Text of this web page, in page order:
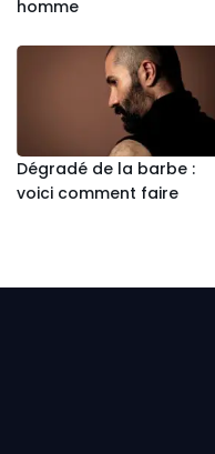
homme
Dégradé de la barbe :
voici comment faire